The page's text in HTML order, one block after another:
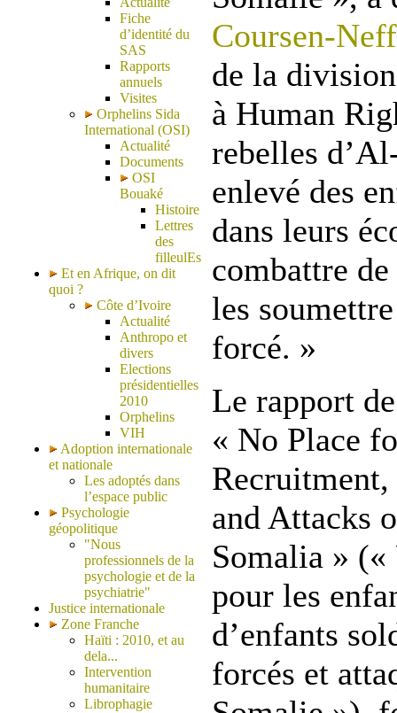
Fiche
d’identité du
SAS
Rapports
annuels
Visites
Orphelins Sida
International (OSI)
Actualité
Documents
OSI
Bouaké
Histoire
Lettres
des
filleulEs
Et en Afrique, on dit
quoi ?
Côte d’Ivoire
Actualité
Anthropo et
divers
Elections
présidentielles
2010
Orphelins
VIH
Adoption internationale
et nationale
Les adoptés dans
l’espace public
Psychologie
géopolitique
"Nous
professionnels de la
psychologie et de la
psychiatrie"
Justice internationale
Zone Franche
Haïti : 2010, et au
dela...
Intervention
humanitaire
Librophagie
Coursen-Neff
de la
à Human
rebelles
enlevé des
dans leurs
combattre
les
forcé. »
Le rapport
« No Place
and Attacks
Somalia » («
pour les
d’enfants
forcés et